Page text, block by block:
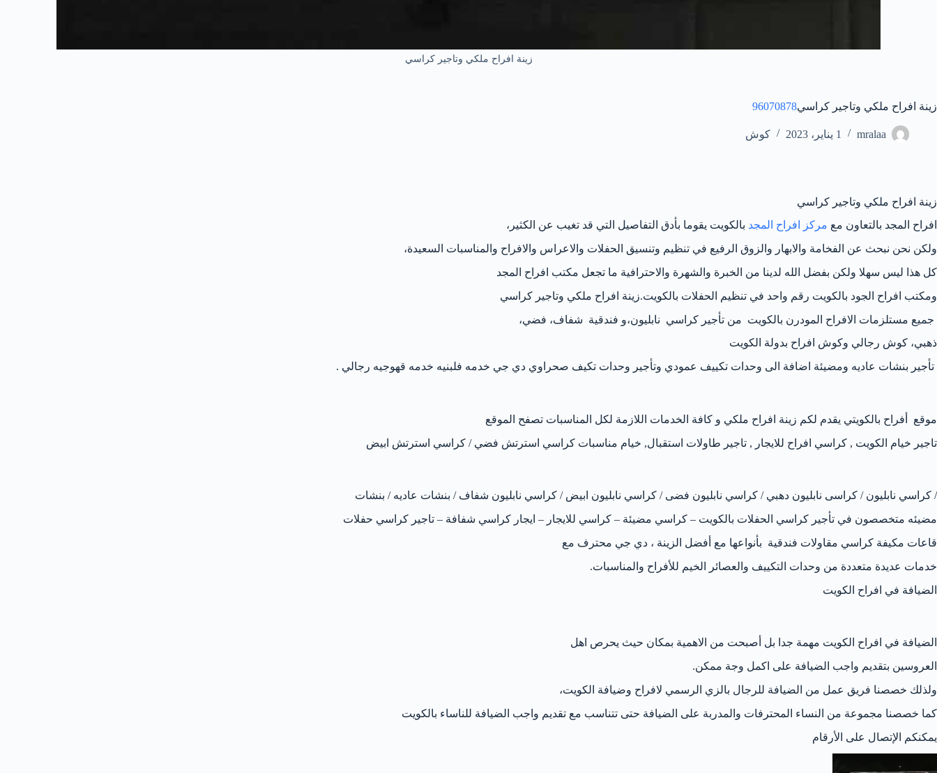
زينة افراح ملكي وتاجير كراسي
زينة افراح ملكي وتاجير كراسي96070878
mralaa 1 يناير، 2023 كوش
زينة افراح ملكي وتاجير كراسي
افراح المجد بالتعاون مع مركز افراح المجد بالكويت يقوما بأدق التفاصيل التي قد تغيب عن الكثير،
ولكن نحن نبحث عن الفخامة والابهار والزوق الرفيع في تنظيم وتنسيق الحفلات والاعراس والافراح والمناسبات السعيدة،
كل هذا ليس سهلا ولكن بفضل الله لدينا من الخبرة والشهرة والاحترافية ما تجعل مكتب افراح المجد
ومكتب افراح الجود بالكويت رقم واحد في تنظيم الحفلات بالكويت.زينة افراح ملكي وتاجير كراسي
جميع مستلزمات الافراح المودرن بالكويت من تأجير كراسي نابليون،و فندقية شفاف، فضي،
ذهبي، كوش رجالي وكوش افراح بدولة الكويت
تأجير بنشات عاديه ومضيئة اضافة الى وحدات تكييف عمودي وتأجير وحدات تكيف صحراوي دي جي خدمه فلبنيه خدمه قهوجيه رجالي .
موقع أفراح بالكويتي يقدم لكم زينة افراح ملكي و كافة الخدمات اللازمة لكل المناسبات تصفح الموقع
تاجير خيام الكويت , كراسي افراح للايجار , تاجير طاولات استقبال, خيام مناسبات كراسي استرتش فضي / كراسي استرتش ابيض
/ كراسي نابليون / كراسى نابليون دهبي / كراسي نابليون فضى / كراسي نابليون ابيض / كراسي نابليون شفاف / بنشات عاديه / بنشات
مضيئه متخصصون في تأجير كراسي الحفلات بالكويت – كراسي مضيئة – كراسي للايجار – ايجار كراسي شفافة – تاجير كراسي حفلات
قاعات مكيفة كراسي مقاولات فندقية بأنواعها مع أفضل الزينة ، دي جي محترف مع
خدمات عديدة متعددة من وحدات التكييف والعصائر الخيم للأفراح والمناسبات.
الضيافة في افراح الكويت
الضيافة في افراح الكويت مهمة جدا بل أصبحت من الاهمية بمكان حيث يحرص اهل
العروسين بتقديم واجب الضيافة على اكمل وجة ممكن.
ولذلك خصصنا فريق عمل من الضيافة للرجال بالزي الرسمي لافراح وضيافة الكويت،
كما خصصنا مجموعة من النساء المحترفات والمدربة على الضيافة حتى تتناسب مع تقديم واجب الضيافة للناساء بالكويت
يمكنكم الإتصال على الأرقام